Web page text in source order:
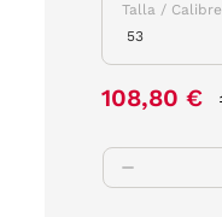
Talla / Calibre
108,80 €